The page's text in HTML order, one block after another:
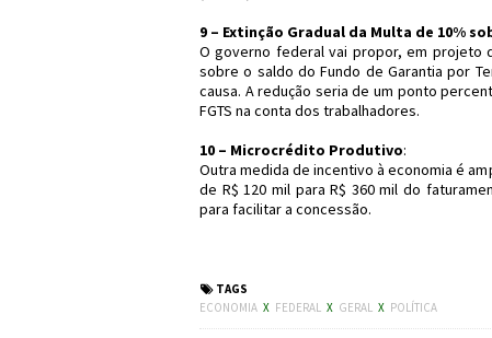
9 – Extinção Gradual da Multa de 10%
O governo federal vai propor, em projeto
sobre o saldo do Fundo de Garantia por
causa. A redução seria de um ponto
FGTS na conta dos trabalhadores.
10 – Microcrédito Produtivo:
Outra medida de incentivo à economia é
de R$ 120 mil para R$ 360 mil do
para facilitar a concessão.
TAGS
ECONOMIA X FEDERAL X GERAL X POLÍTICA